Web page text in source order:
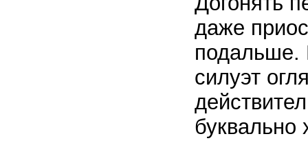
даже
подальше.
силуэт
буквально